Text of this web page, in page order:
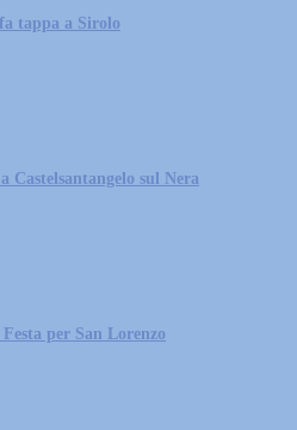
tappa a Sirolo
sul Nera
per San Lorenzo